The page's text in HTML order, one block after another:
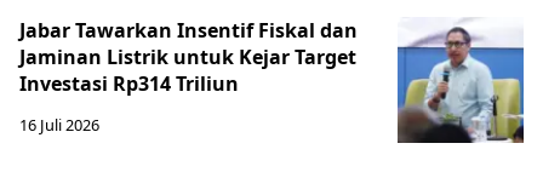
Jabar Tawarkan Insentif Fiskal dan
Jaminan Listrik untuk Kejar Target
Investasi Rp314 Triliun
16 Juli 2026